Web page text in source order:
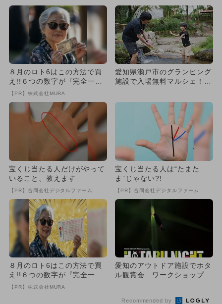
８月のロト6はこの方法で買
え!!６つの数字が『完全一
致』する方法
【PR】株式会社MURA
愛知県瀬戸市のグランピング
施設で入場無料マルシェ！
も
宝くじ当たる人だけがやって
いること、教えます
【PR】合同会社デジタルファーム
宝くじ当たる人は“たまた
ま”じゃない?!
【PR】合同会社デジタルファーム
８月のロト6はこの方法で買
え!!６つの数字が『完全一
致』する方法
【PR】株式会社MURA
愛知のアウトドア施設でホタ
ル観賞会 ワークショップ＆
Recommended by